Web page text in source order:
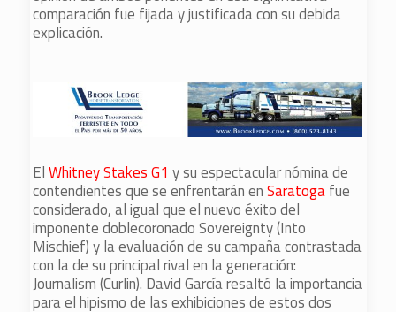
comparación fue fijada y justificada con su debida
explicación.
ElWhitney Stakes G1y su espectacular nómina de
contendientes que se enfrentarán enSaratogafue
considerado, al igual que el nuevo éxito del
imponente doblecoronado Sovereignty (Into
Mischief) y la evaluación de su campaña contrastada
con la de su principal rival en la generación:
Journalism (Curlin). David García resaltó la importancia
para el hipismo de las exhibiciones de estos dos